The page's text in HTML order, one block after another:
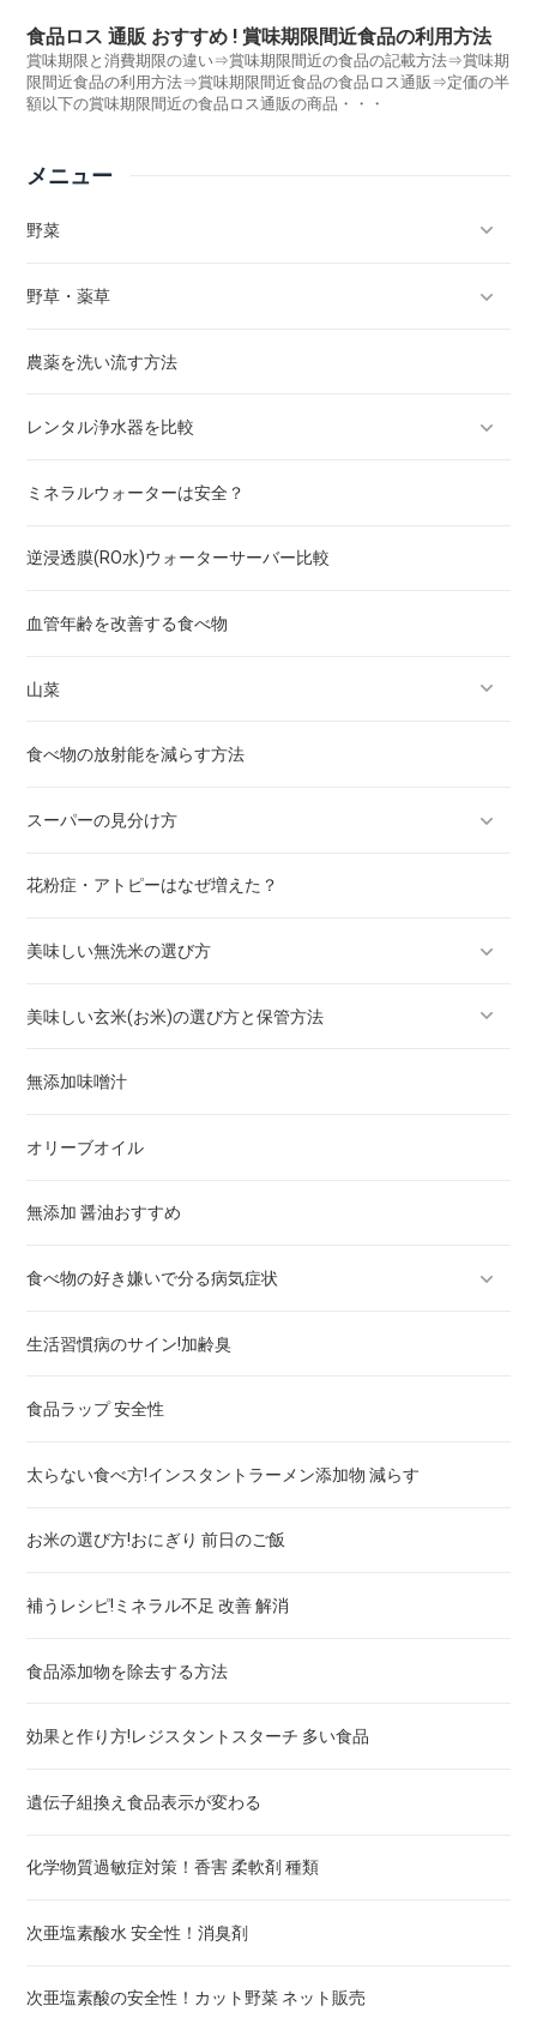
食品ロス 通販 おすすめ ! 賞味期限間近食品の利用方法
賞味期限と消費期限の違い⇒賞味期限間近の食品の記載方法⇒賞味期
限間近食品の利用方法⇒賞味期限間近食品の食品ロス通販⇒定価の半
額以下の賞味期限間近の食品ロス通販の商品・・・
メニュー
野菜
キャベツ
きゅうり
トマト
かぼちゃ
ゴーヤ
小松菜
さといも（里芋）
なす
ピーマン
白菜
ほうれん草
ネギ
レタス
じゃがいも
大根
さつまいもの病気予防効果！野菜の選び方
れんこん
にんじん
たまねぎ
ブロッコリー
野草・薬草
タンポポ
梅
セリ
スギナ
ドクダミ
アロエ
クコ
農薬を洗い流す方法
レンタル浄水器を比較
水道水は安全？
ミネラルウォーターは安全？
逆浸透膜(RO水)ウォーターサーバー比較
血管年齢を改善する食べ物
山菜
ワラビ
タケノコ
フキノトウ
タラノメ
フキ
食べ物の放射能を減らす方法
スーパーの見分け方
野菜・果物のシール番号の意味
花粉症・アトピーはなぜ増えた？
美味しい無洗米の選び方
全く洗わない！BG無洗米 お試し 送料無料
新米 無洗米の炊き方と水加減！全く洗わないBG無洗米
美味しい玄米(お米)の選び方と保管方法
玄米のおいしい炊き方
無添加味噌汁
オリーブオイル
無添加 醤油おすすめ
食べ物の好き嫌いで分る病気症状
亜鉛不足症状と食事
目の老化を防ぐ食べ物とサプリメント！スマホとPC
ドロドロ血チェックあり！高脂血症 予防の食事とサプリ
好き嫌いで分る！貧血 食事と飲み物
高血圧チェックOK！血圧下げる食事とサプリと飲み物
好き嫌いで分る！内臓脂肪減らす食べ物,お茶,酢,薬
糖尿病リスクチェックあり！血糖値下げる食事とお茶とサプ
プリ成分
生活習慣病のサイン!加齢臭
食品ラップ 安全性
太らない食べ方!インスタントラーメン添加物 減らす
お米の選び方!おにぎり 前日のご飯
補うレシピ!ミネラル不足 改善 解消
食品添加物を除去する方法
効果と作り方!レジスタントスターチ 多い食品
遺伝子組換え食品表示が変わる
化学物質過敏症対策！香害 柔軟剤 種類
次亜塩素酸水 安全性！消臭剤
次亜塩素酸の安全性！カット野菜 ネット販売